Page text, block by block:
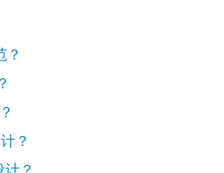
？
？
计？